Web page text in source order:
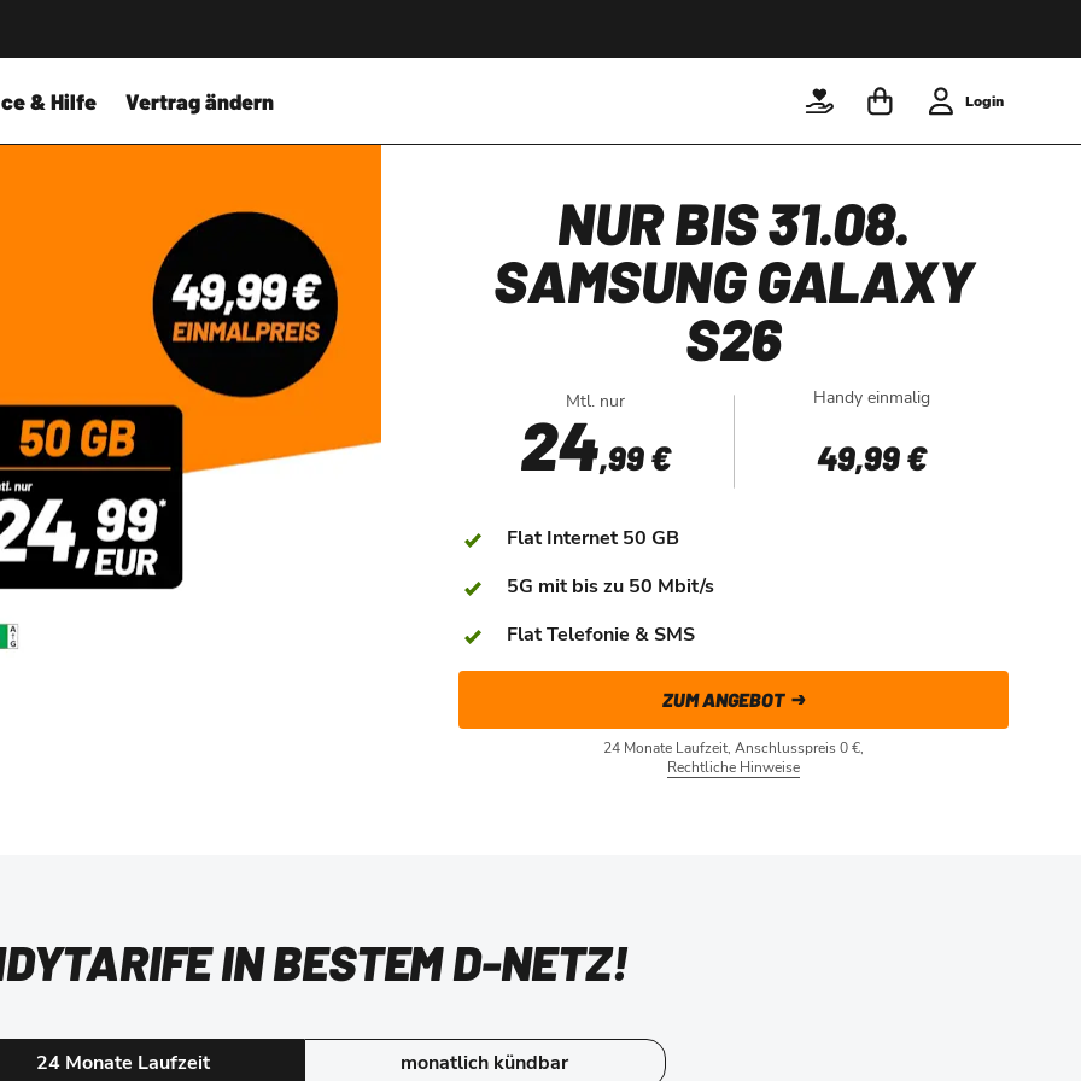
& Hilfe Vertrag ändern Login
NUR BIS 31.08.
SAMSUNG GALAXY
S26
Mtl. nur
24,99 €
Handy einmalig
49,99 €
Flat Internet 50 GB
5G mit bis zu 50 Mbit/s
Flat Telefonie & SMS
ZUM ANGEBOT
24 Monate Laufzeit, Anschlusspreis 0 €,
Rechtliche Hinweise
IN BESTEM D-NETZ!
24 Monate Laufzeit monatlich kündbar